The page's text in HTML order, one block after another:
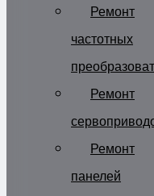
Ремонт
частотных
Ремонт
Ремонт
панелей